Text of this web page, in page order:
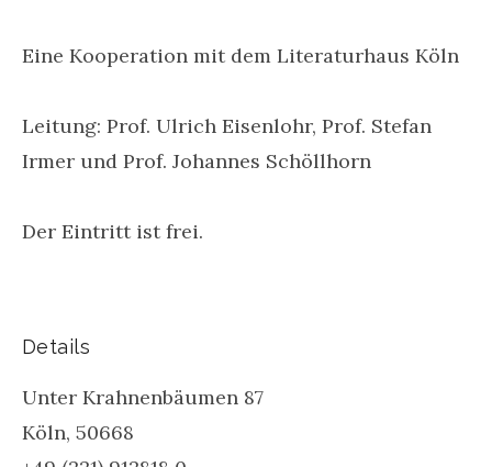
Eine Kooperation mit dem Literaturhaus Köln
Leitung: Prof. Ulrich Eisenlohr, Prof. Stefan
Irmer und Prof. Johannes Schöllhorn
Der Eintritt ist frei.
Details
Unter Krahnenbäumen 87
Köln, 50668